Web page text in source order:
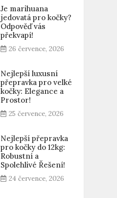
Je marihuana
jedovatá pro kočky?
Odpověď vás
překvapí!
26 července, 2026
Nejlepší luxusní
přepravka pro velké
kočky: Elegance a
Prostor!
25 července, 2026
Nejlepší přepravka
pro kočky do 12kg:
Robustní a
Spolehlivé Řešení!
24 července, 2026